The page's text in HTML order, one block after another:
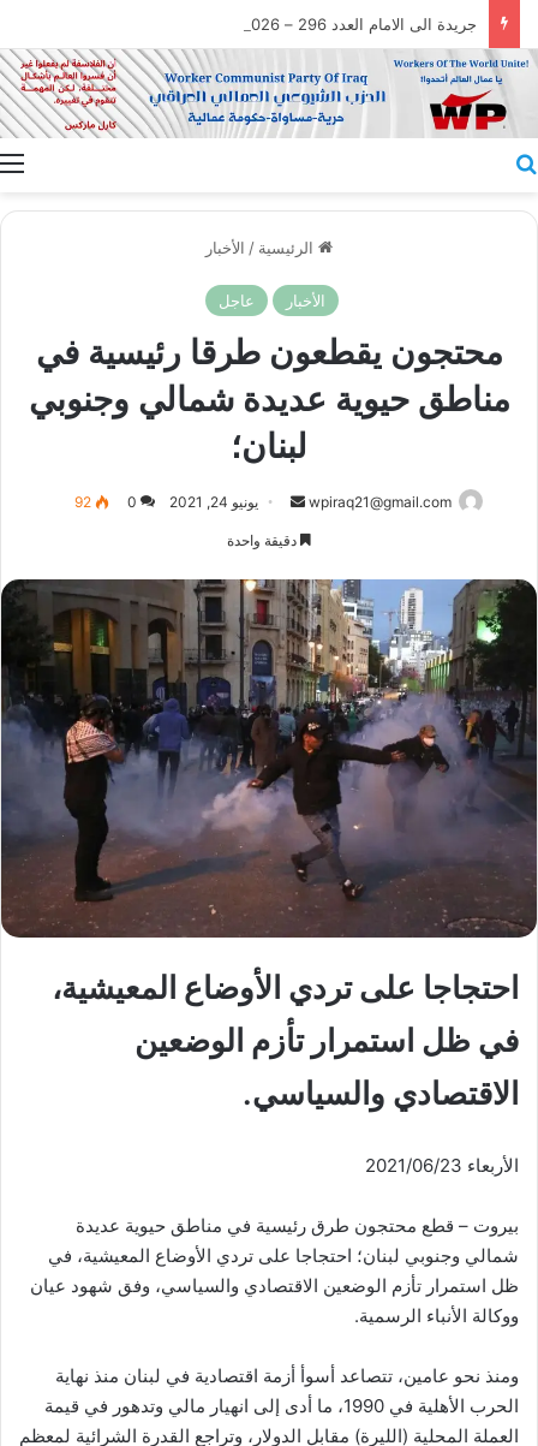
جريدة الى الامام العدد 296 – 28/07/2026
الرئيسية / الأخبار
الأخبار عاجل
محتجون يقطعون طرقا رئيسية في
مناطق حيوية عديدة شمالي وجنوبي
لبنان؛
wpiraq21@gmail.com
أرسليونيو 24, 2021 0
92
دقيقة واحدة
احتجاجا على تردي الأوضاع المعيشية،
في ظل استمرار تأزم الوضعين
الاقتصادي والسياسي.
الأربعاء 2021/06/23
بيروت – قطع محتجون طرق رئيسية في مناطق حيوية عديدة
شمالي وجنوبي لبنان؛ احتجاجا على تردي الأوضاع المعيشية، في
ظل استمرار تأزم الوضعين الاقتصادي والسياسي، وفق شهود عيان
ووكالة الأنباء الرسمية.
ومنذ نحو عامين، تتصاعد أسوأ أزمة اقتصادية في لبنان منذ نهاية
الحرب الأهلية في 1990، ما أدى إلى انهيار مالي وتدهور في قيمة
العملة المحلية (الليرة) مقابل الدولار، وتراجع القدرة الشرائية لمعظم